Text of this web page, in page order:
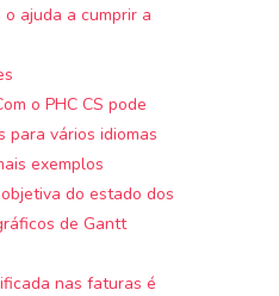
o ajuda a cumprir a
o PHC CS pode
para vários idiomas
exemplos
do estado dos
de Gantt
nas faturas é